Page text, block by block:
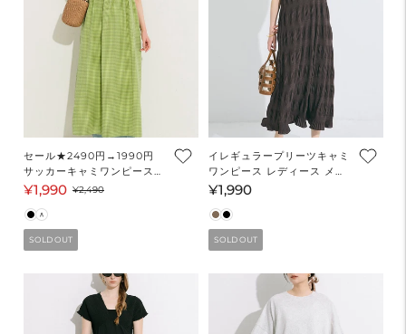
セール★2490円→1990円
サッカーキャミワンピース
レディース メール便不可
¥1,990 セ
ル
価
通
価
格
¥2,490
SOLD OUT
イレギュラープリーツキャミ
ワンピース レディース メー
ル便不可
通
常
価
格
¥1,990
SOLD OUT